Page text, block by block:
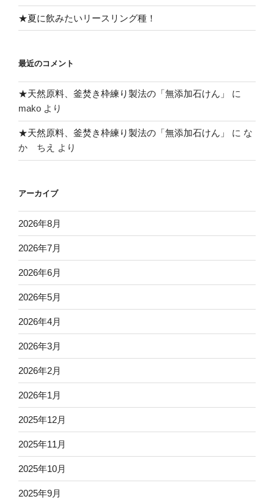
★夏に飲みたいリースリング種！
最近のコメント
★天然原料、釜焚き枠練り製法の「無添加石けん」
に
mako より
★天然原料、釜焚き枠練り製法の「無添加石けん」 に な
か ちえ
より
アーカイブ
2026年8月
2026年7月
2026年6月
2026年5月
2026年4月
2026年3月
2026年2月
2026年1月
2025年12月
2025年11月
2025年10月
2025年9月